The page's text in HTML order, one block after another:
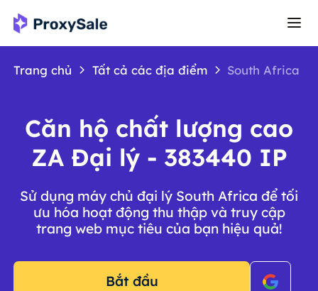
Trang chủ Tất cả các địa điểm South Africa
Căn hộ chất lượng cao
ZA Đại lý - 383440 IP
Sử dụng máy chủ đại lý South Africa để tối
ưu hóa hoạt động thu thập và truy cập
trang web mục tiêu của bạn hiệu quả!
Bắt đầu